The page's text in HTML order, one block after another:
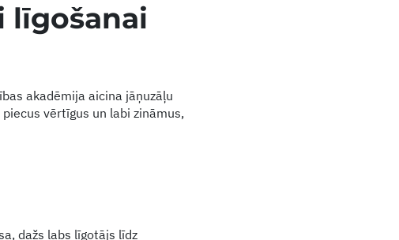
līgošanai
akadēmija aicina jāņuzāļu
vērtīgus un labi zināmus,
dažs labs līgotājs līdz